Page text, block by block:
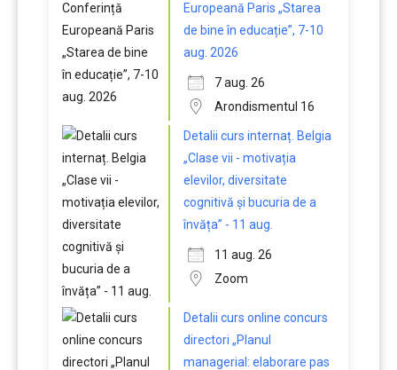
Europeană Paris „Starea
de bine în educație”, 7-10
aug. 2026
7 aug. 26
Arondismentul 16
Detalii curs internaț. Belgia
„Clase vii - motivația
elevilor, diversitate
cognitivă și bucuria de a
învăța” - 11 aug.
11 aug. 26
Zoom
Detalii curs online concurs
directori „Planul
managerial: elaborare pas